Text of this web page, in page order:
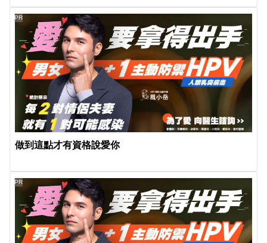
做到這點才有資格說愛你
PR
PR